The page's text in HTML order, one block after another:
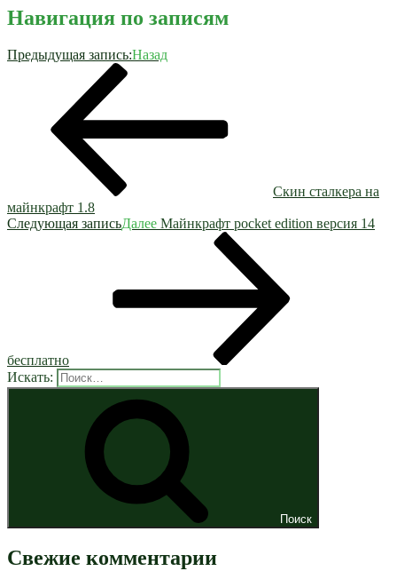
Навигация по записям
Предыдущая запись:Назад
Скин сталкера на
майнкрафт 1.8
Следующая записьДалее Майнкрафт pocket edition версия 14
бесплатно
Искать:
Поиск
Свежие комментарии